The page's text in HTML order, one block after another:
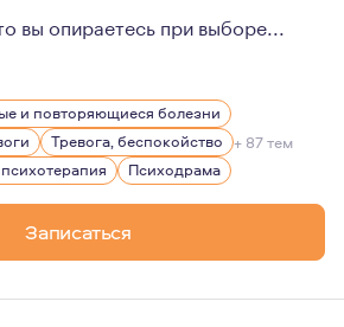
вы опираетесь при выборе...
я для вас и кем стану, мы сможем
чтобы иметь
атмосферу творчества,
надеждой, что все получится.
и повторяющиеся болезни
Тревога, беспокойство + 87 тем
Психодрама
Записаться